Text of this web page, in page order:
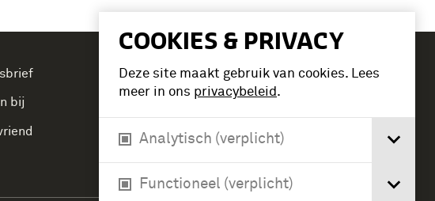
COOKIES & PRIVACY
Deze site maakt gebruik van cookies. Lees
meer in ons privacybeleid.
Analytisch (verplicht)
Functioneel (verplicht)
bij
Tickets
Verlengde Paltzerweg 1